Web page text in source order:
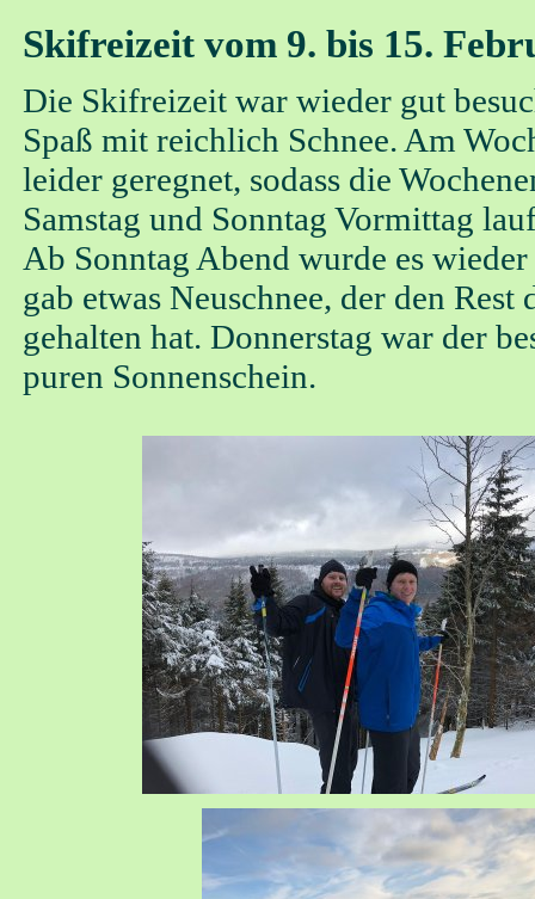
Skifreizeit vom 9. bis 15.
Die Skifreizeit war wieder gut
Spaß mit reichlich Schnee. Am
leider geregnet, sodass die
Samstag und Sonntag Vormittag
Ab Sonntag Abend wurde es
gab etwas Neuschnee, der den Rest
gehalten hat. Donnerstag war der
puren Sonnenschein.